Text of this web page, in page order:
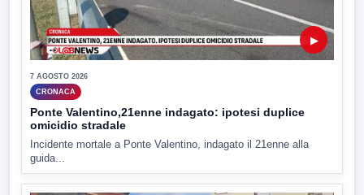
▶
7 AGOSTO 2026
CRONACA
Ponte Valentino,21enne indagato: ipotesi duplice
omicidio stradale
Incidente mortale a Ponte Valentino, indagato il 21enne alla
guida...